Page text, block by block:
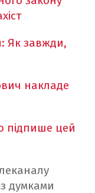
Як завжди,
накладе
підпише цей
думками